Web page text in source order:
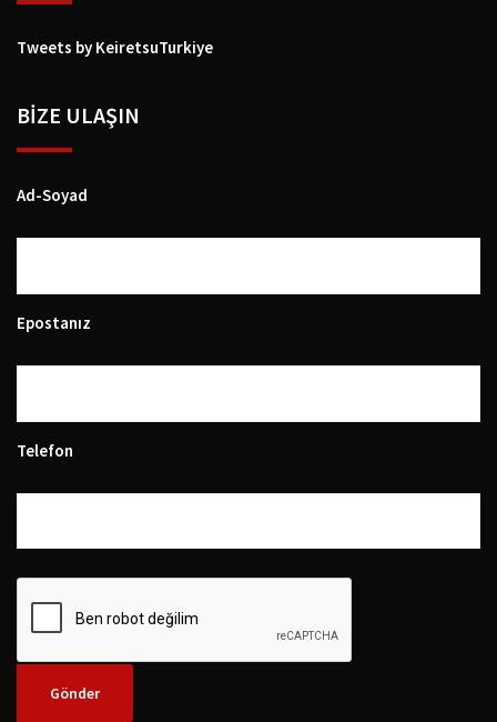
Tweets by KeiretsuTurkiye
BIZE ULAŞIN
Ad-Soyad
Epostanız
Telefon